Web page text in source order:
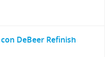
con DeBeer Refinish